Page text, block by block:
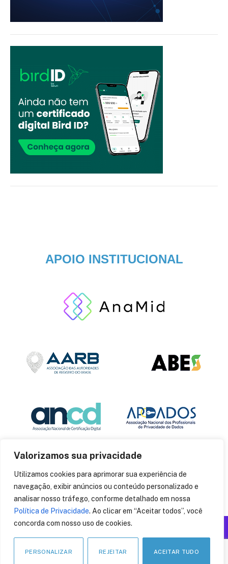
Valorizamos sua privacidade
Utilizamos cookies para aprimorar sua experiência de
navegação, exibir anúncios ou conteúdo personalizado e
analisar nosso tráfego, conforme detalhado em nossa
Política de Privacidade. Ao clicar em “Aceitar todos”, você
concorda com nosso uso de cookies.
PERSONALIZAR REJEITAR ACEITAR TUDO
APOIO INSTITUCIONAL
© 2014CryptoID. Todos os direitos reservados.